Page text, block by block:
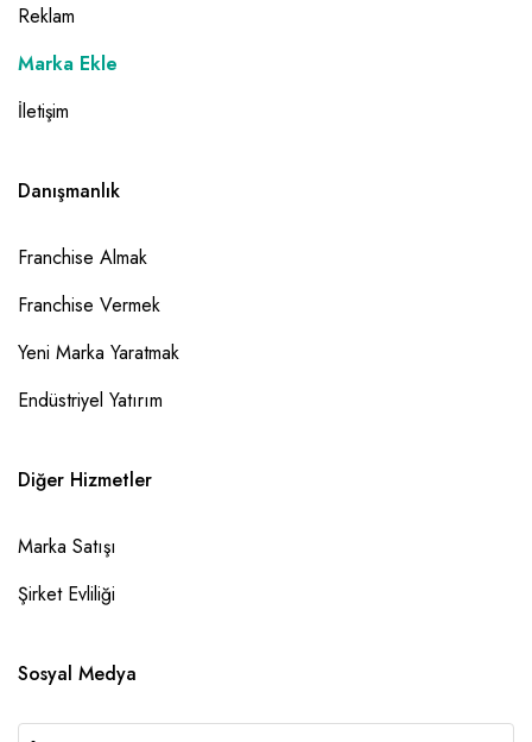
Reklam
Marka Ekle
İletişim
Danışmanlık
Franchise Almak
Franchise Vermek
Yeni Marka Yaratmak
Endüstriyel Yatırım
Diğer Hizmetler
Marka Satışı
Şirket Evliliği
Sosyal Medya